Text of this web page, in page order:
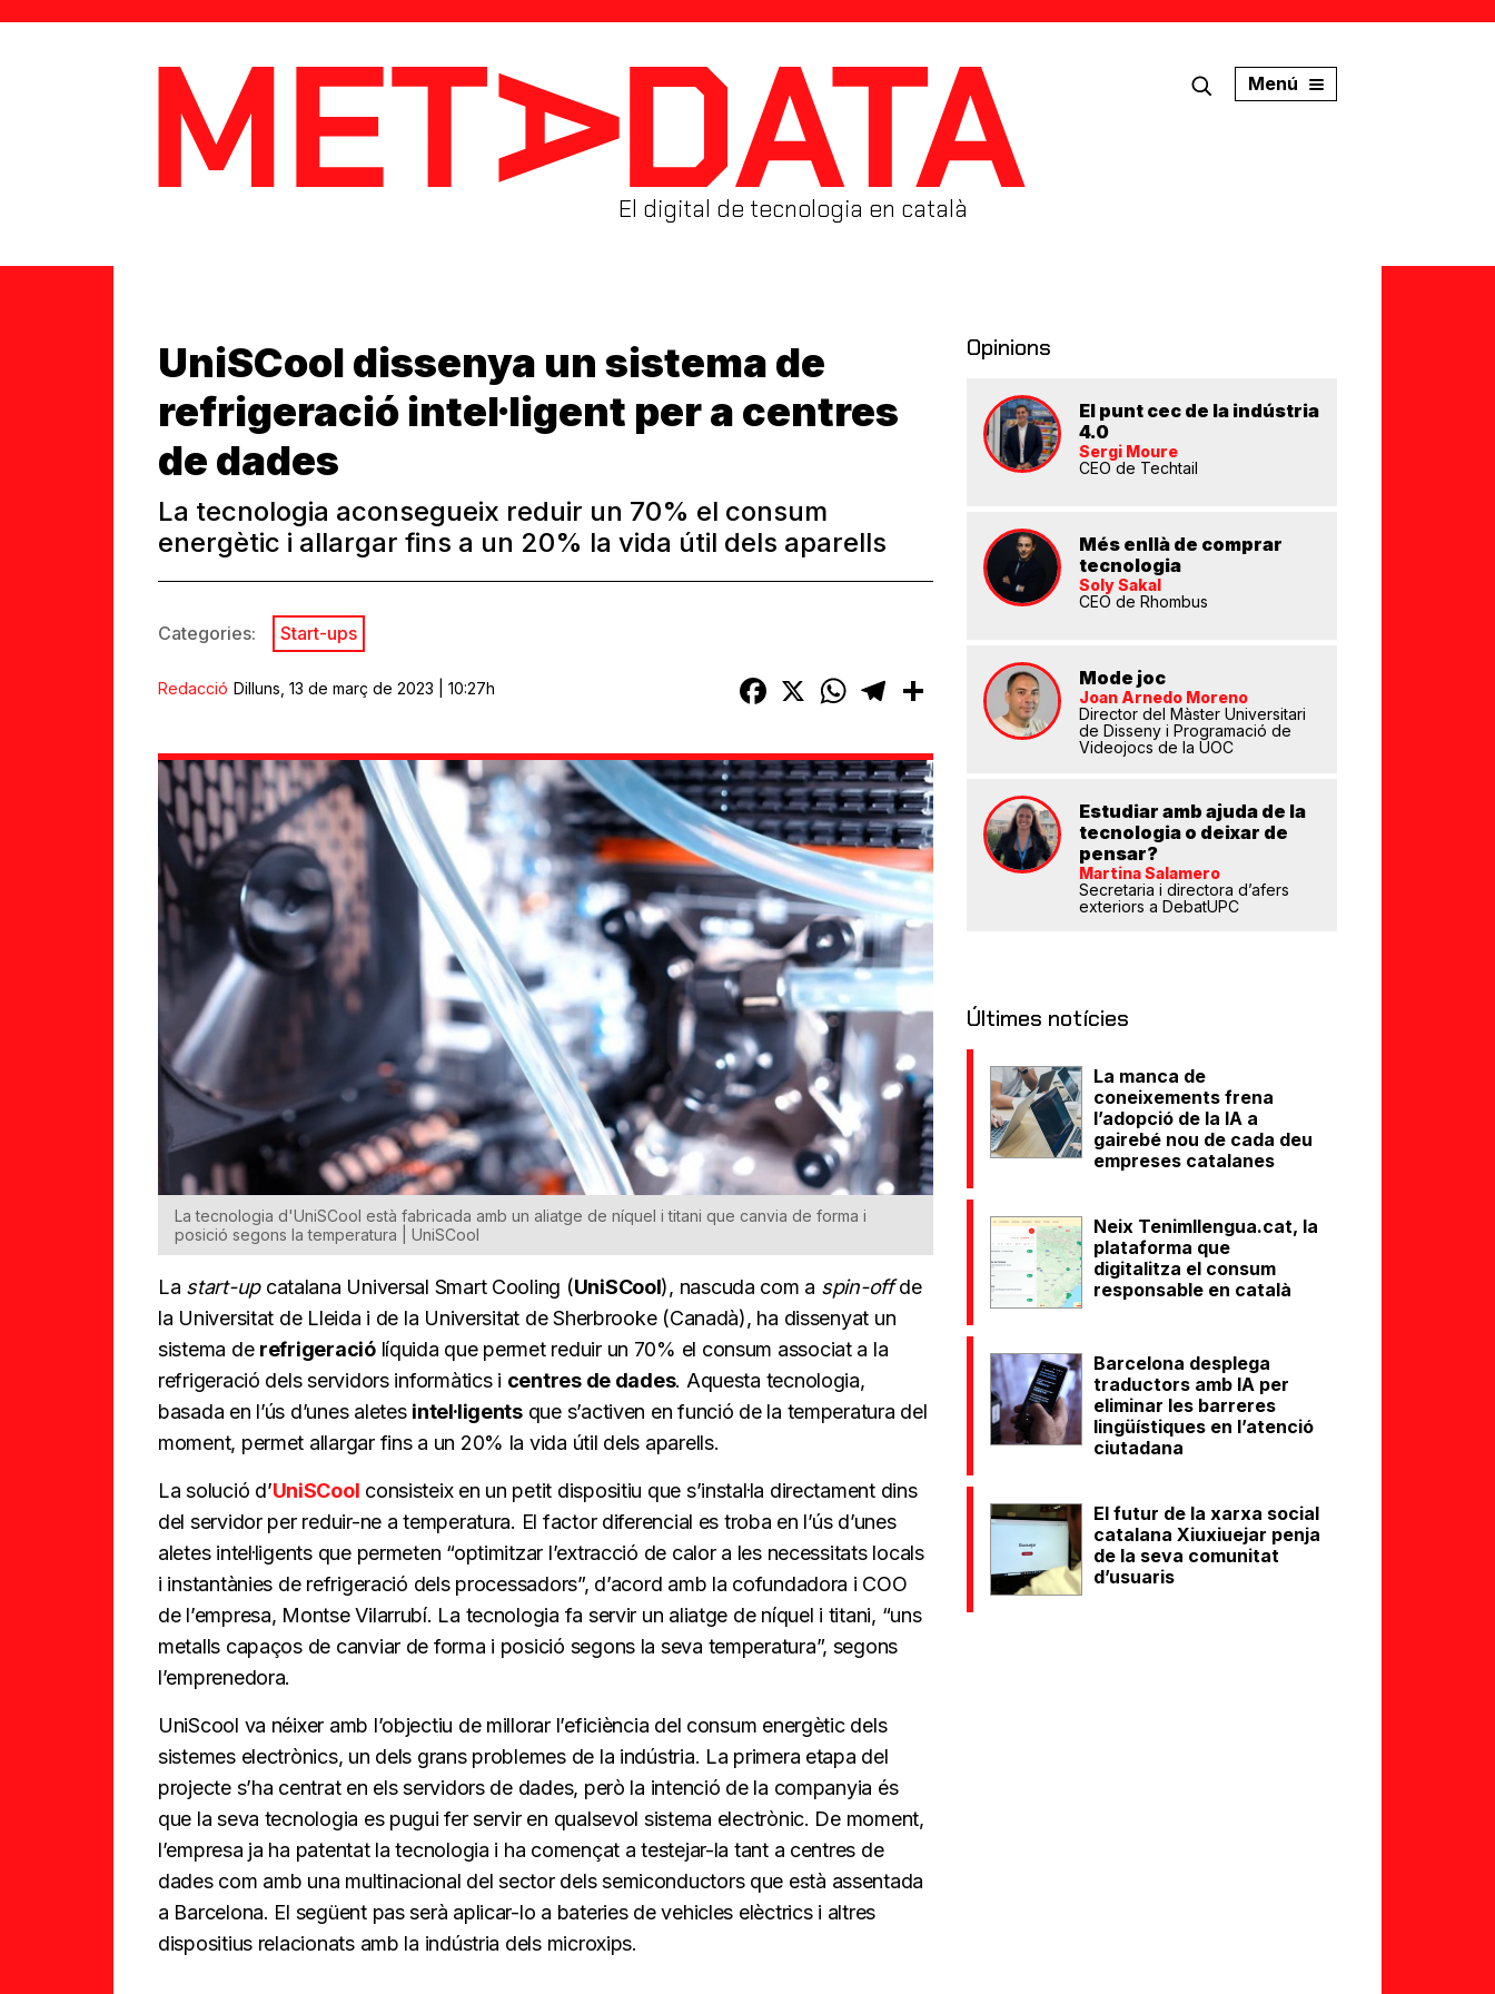
MetaData
El digital de tecnologia en català
Menú
UniSCool dissenya un sistema de
refrigeració intel·ligent per a centres
de dades
La tecnologia aconsegueix reduir un 70% el consum
energètic i allargar fins a un 20% la vida útil dels aparells
Categories: Start-ups
Redacció Dilluns, 13 de març de 2023 | 10:27h Facebook
X WhatsAppTelegramComparteix
La tecnologia d'UniSCool està fabricada amb un aliatge de níquel i titani que canvia de forma i
posició segons la temperatura | UniSCool
La start-upcatalana Universal Smart Cooling (UniSCool), nascuda com a spin-offde
la Universitat de Lleida i de la Universitat de Sherbrooke (Canadà), ha dissenyat un
sistema de refrigeraciólíquida que permet reduir un 70% el consum associat a la
refrigeració dels servidors informàtics i centres de dades. Aquesta tecnologia,
basada en l’ús d’unes aletes intel·ligentsque s’activen en funció de la temperatura del
moment, permet allargar fins a un 20% la vida útil dels aparells.
La solució d’UniSCool consisteix en un petit dispositiu que s’instal·la directament dins
del servidor per reduir-ne a temperatura. El factor diferencial es troba en l’ús d’unes
aletes intel·ligents que permeten “optimitzar l’extracció de calor a les necessitats locals
i instantànies de refrigeració dels processadors”, d’acord amb la cofundadora i COO
de l’empresa, Montse Vilarrubí. La tecnologia fa servir un aliatge de níquel i titani, “uns
metalls capaços de canviar de forma i posició segons la seva temperatura”, segons
l’emprenedora.
UniScool va néixer amb l’objectiu de millorar l’eficiència del consum energètic dels
sistemes electrònics, un dels grans problemes de la indústria. La primera etapa del
projecte s’ha centrat en els servidors de dades, però la intenció de la companyia és
que la seva tecnologia es pugui fer servir en qualsevol sistema electrònic. De moment,
l’empresa ja ha patentat la tecnologia i ha començat a testejar-la tant a centres de
dades com amb una multinacional del sector dels semiconductors que està assentada
a Barcelona. El següent pas serà aplicar-lo a bateries de vehicles elèctrics i altres
dispositius relacionats amb la indústria dels microxips.
Opinions
El punt cec de la indústria
4.0
Sergi Moure
CEO de Techtail
Més enllà de comprar
tecnologia
Soly Sakal
CEO de Rhombus
Mode joc
Joan Arnedo Moreno
Director del Màster Universitari
de Disseny i Programació de
Videojocs de la UOC
Estudiar amb ajuda de la
tecnologia o deixar de
pensar?
Martina Salamero
Secretaria i directora d’afers
exteriors a DebatUPC
Últimes notícies
La manca de
coneixements frena
l’adopció de la IA a
gairebé nou de cada deu
empreses catalanes
Neix Tenimllengua.cat, la
plataforma que
digitalitza el consum
responsable en català
Barcelona desplega
traductors amb IA per
eliminar les barreres
lingüístiques en l’atenció
ciutadana
El futur de la xarxa social
catalana Xiuxiuejar penja
de la seva comunitat
d’usuaris